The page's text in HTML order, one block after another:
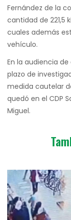
Fernández de la
cantidad de 221,5
cuales además
vehículo.
En la audiencia
plazo de
medida cautelar
quedó en el CDP
Miguel.